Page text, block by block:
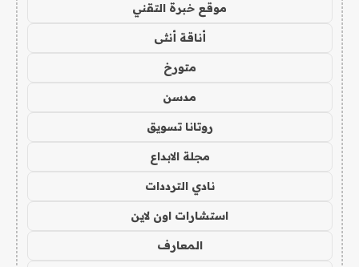
موقع خبرة التقني
أناقة أنثى
متورخ
مدسن
روتانا تسويق
مجلة الابداع
نادي الترددات
استشارات اون لاين
المعارف